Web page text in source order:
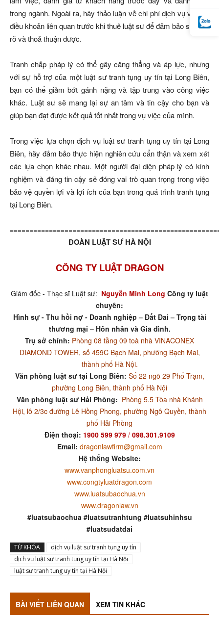
trong ngành. Ngoài ra, hãy thảo luận về chi phí dịch vụ và các
điều khoản liên quan trước khi thuê luật sư để đảm bảo sự hiểu
rõ và thoả thuận được.
Tranh chấp pháp lý có thể gây căng thẳng và áp lực, nhưng
với sự hỗ trợ của một luật sư tranh tụng uy tín tại Long Biên,
bạn có thể giảm bớt gánh nặng và tập trung vào công việc
khác. Luật sư sẽ mang lại sự an tâm và tin cậy cho bạn và
giúp bạn đạt được kết quả tốt nhất trong vụ việc của mình.
Trong việc lựa chọn dịch vụ luật sư tranh tụng uy tín tại Long
Biên, hãy đảm bảo thực hiện nghiên cứu cẩn thận và xem xét
các lựa chọn khác nhau. Một người đại diện pháp lý có kinh
nghiệm và đáng tin cậy sẽ đóng vai trò quan trọng trong việc
bảo vệ quyền lợi và lợi ích của bạn trong quá trình tranh tụng
tại Long Biên.
ĐOÀN LUẬT SƯ HÀ NỘI
CÔNG TY LUẬT DRAGON
Giám đốc - Thạc sĩ Luật sư: Nguyễn Minh Long Công ty luật
chuyên:
Hình sự - Thu hồi nợ - Doanh nghiệp – Đất Đai – Trọng tài
thương mại – Hôn nhân và Gia đình.
Trụ sở chính: Phòng 08 tầng 09 toà nhà VINACONEX
DIAMOND TOWER, số 459C Bạch Mai, phường Bạch Mai,
thành phố Hà Nội.
Văn phòng luật sư tại Long Biên: Số 22 ngõ 29 Phố Trạm,
phường Long Biên, thành phố Hà Nội
Văn phòng luật sư Hải Phòng: Phòng 5.5 Tòa nhà Khánh
Hội, lô 2/3c đường Lê Hồng Phong, phường Ngô Quyền, thành
phố Hải Phòng
Điện thoại: 1900 599 979/ 098.301.9109
Email: dragonlawfirm@gmail.com
Hệ thống Website:
www.vanphongluatsu.com.vn
www.congtyluatdragon.com
www.luatsubaochua.vn
www.dragonlaw.vn
#luatsubaochua #luatsutranhtung #luatsuhinhsu
#luatsudatdai
TỪ KHÓA
dịch vụ luật sư tranh tụng uy tín
dịch vụ luật sư tranh tụng uy tín tại Hà Nội
luật sư tranh tụng uy tín tại Hà Nội
BÀI VIẾT LIÊN QUAN XEM TIN KHÁC